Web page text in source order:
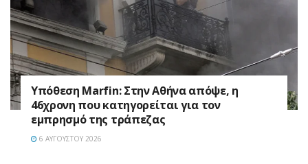
Υπόθεση Marfin: Στην Αθήνα απόψε, η
46χρονη που κατηγορείται για τον
εμπρησμό της τράπεζας
6 ΑΥΓΟΎΣΤΟΥ 2026